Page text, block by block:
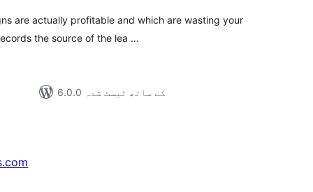
are actually profitable and which are wasting your
the source of the lea …
6.0.0 کے ساتھ ٹیسٹ شدہ